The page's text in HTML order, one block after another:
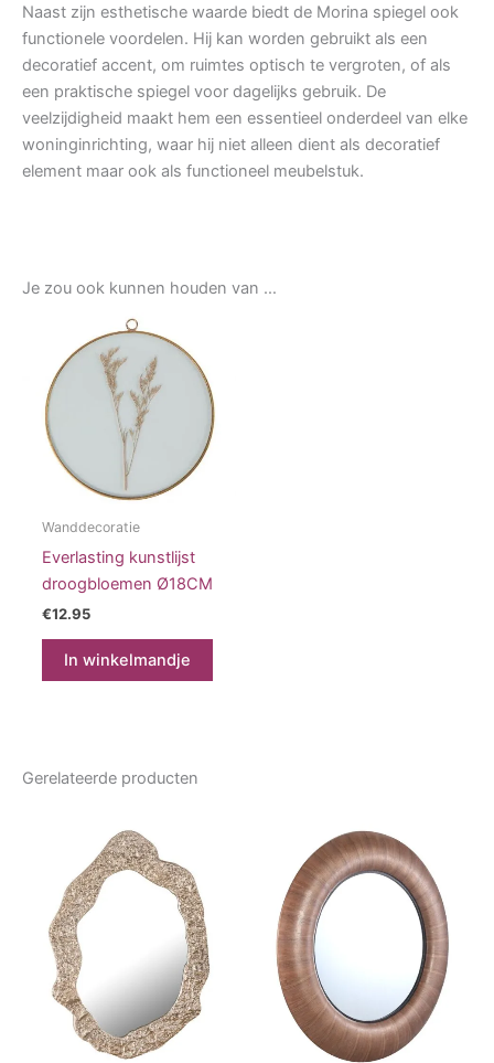
Naast zijn esthetische waarde biedt de Morina spiegel ook
functionele voordelen. Hij kan worden gebruikt als een
decoratief accent, om ruimtes optisch te vergroten, of als
een praktische spiegel voor dagelijks gebruik. De
veelzijdigheid maakt hem een essentieel onderdeel van elke
woninginrichting, waar hij niet alleen dient als decoratief
element maar ook als functioneel meubelstuk.
Je zou ook kunnen houden van …
Wanddecoratie
Everlasting kunstlijst
droogbloemen Ø18CM
€12.95
In winkelmandje
Gerelateerde producten